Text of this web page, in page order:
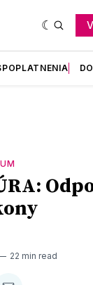
22 min read